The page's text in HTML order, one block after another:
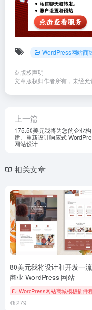
WordPress网站商
© 版权声明
文章版权归作者所有，未经允
上一篇
175.50美元我将为您的企业构
建、重新设计响应式
网站设计
相关文章
80美元我将设计和开发一
商业 WordPress 网站
WordPress网站商城模板插件程
279